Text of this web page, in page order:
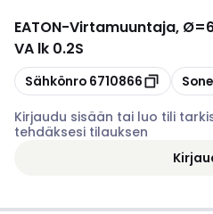
EATON-Virtamuuntaja,
VA lk 0.2S
Kopioi
Sähkönro 6710866 Kopioi
Kirjaudu sisään tai luo tili
tehdäksesi tilauksen